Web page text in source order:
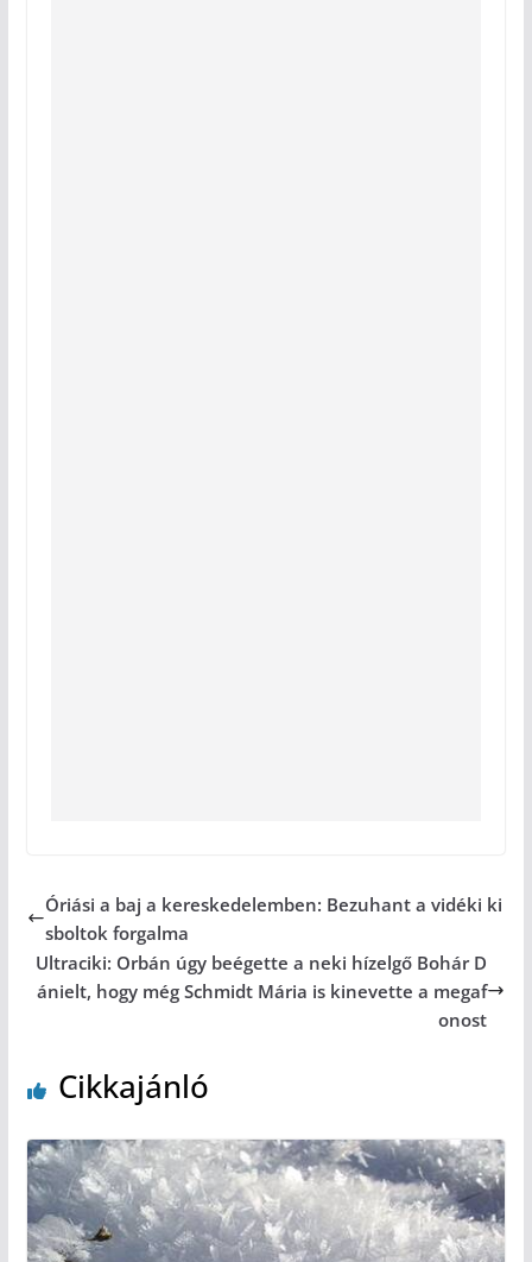
Óriási a baj a kereskedelemben: Bezuhant a vidéki ki
sboltok forgalma
Ultraciki: Orbán úgy beégette a neki hízelgő Bohár D
ánielt, hogy még Schmidt Mária is kinevette a megaf
onost
Cikkajánló